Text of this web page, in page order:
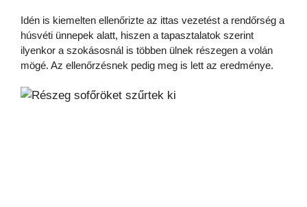
Idén is kiemelten ellenőrizte az ittas vezetést a rendőrség a
húsvéti ünnepek alatt, hiszen a tapasztalatok szerint
ilyenkor a szokásosnál is többen ülnek részegen a volán
mögé. Az ellenőrzésnek pedig meg is lett az eredménye.